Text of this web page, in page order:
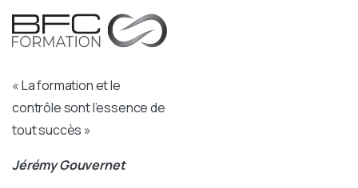
« La formation et le
contrôle sont l’essence de
tout succès »
Jérémy Gouvernet